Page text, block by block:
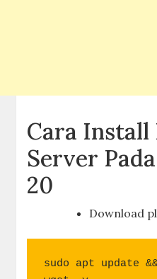
Cara Install
Server
20
Download
sudo apt update